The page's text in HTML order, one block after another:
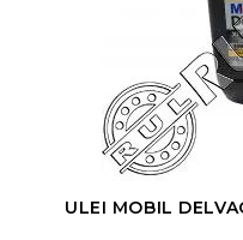
ULEI MOBIL